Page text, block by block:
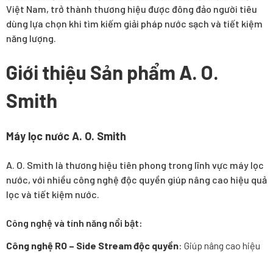
Việt Nam, trở thành thương hiệu được đông đảo người tiêu
dùng lựa chọn khi tìm kiếm giải pháp nước sạch và tiết kiệm
năng lượng.
Giới thiệu Sản phẩm A. O.
Smith
Máy lọc nước A. O. Smith
A. O. Smith là thương hiệu tiên phong trong lĩnh vực máy lọc
nước, với nhiều công nghệ độc quyền giúp nâng cao hiệu quả
lọc và tiết kiệm nước.
Công nghệ và tính năng nổi bật:
Công nghệ RO – Side Stream độc quyền: Giúp nâng cao hiệu